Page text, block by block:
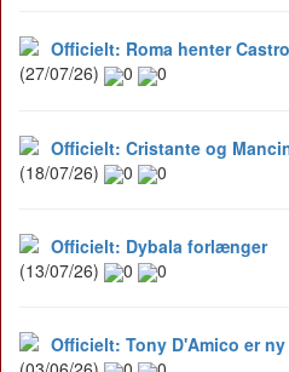
Officielt: Roma henter
(27/07/26)
0 0
Officielt: Cristante og
(18/07/26)
0 0
Officielt: Dybala forlænger
(13/07/26)
0 0
Officielt: Tony D'Amico er